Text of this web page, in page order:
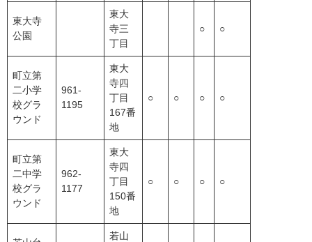
東大寺
公園
東大
寺三
丁目
○ ○
町立第
二小学
校グラ
ウンド
961-
1195
東大
寺四
丁目
167番
地
○ ○ ○ ○
町立第
二中学
校グラ
ウンド
962-
1177
東大
寺四
丁目
150番
地
○ ○ ○ ○
若山